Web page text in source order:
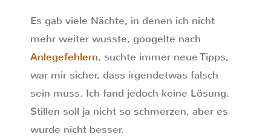
Es gab viele Nächte, in denen ich nicht
mehr weiter wusste, googelte nach
Anlegefehlern, suchte immer neue Tipps,
war mir sicher, dass irgendetwas falsch
sein muss. Ich fand jedoch keine Lösung.
Stillen soll ja nicht so schmerzen, aber es
wurde nicht besser.